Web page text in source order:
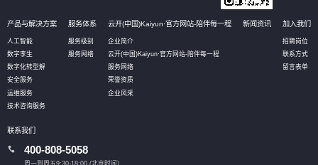
产品与解决方案
人工智能
数字孪生
数字化转型解
安全服务
运维服务
技术咨询服务
服务体系
服务级别
服务网络
云开(中国)Kaiyun·官方网站-陪伴每一程
企业简介
云开(中国)Kaiyun·官方网站-陪伴每一程
服务网络
荣誉资质
企业风采
新闻资讯 加入我们
招聘岗位
联系方式
留言表单
联系我们
400-808-5058
周一到周五9:30-18:00 (北京时间）